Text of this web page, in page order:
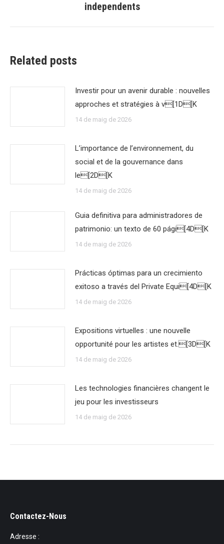
post:
independents
Related posts
Investir pour un avenir durable : nouvelles
approches et stratégies à v[1D[K
14 de maig de 2026
L’importance de l’environnement, du
social et de la gouvernance dans
le[2D[K
14 de maig de 2026
Guia definitiva para administradores de
patrimonio: un texto de 60 pági[4D[K
14 de maig de 2026
Prácticas óptimas para un crecimiento
exitoso a través del Private Equi[4D[K
14 de maig de 2026
Expositions virtuelles : une nouvelle
opportunité pour les artistes et.[3D[K
14 de maig de 2026
Les technologies financières changent le
jeu pour les investisseurs
14 de maig de 2026
Contactez-Nous
Adresse :